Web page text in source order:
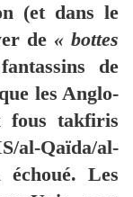
(et dans le
de « bottes
de
les Anglo-
fous takfiris
al-Qaïda/al-
Les